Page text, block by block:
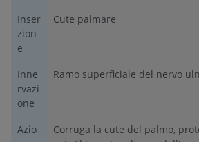
Inser
zion
e
Cute palmare
Inne
rvazi
one
Ramo superficiale del nervo
Azio
Corruga la cute del palmo,